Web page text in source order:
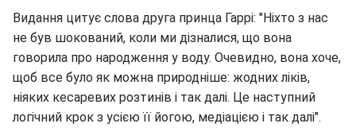
Видання цитує слова друга принца Гаррі: "Ніхто з нас
не був шокований, коли ми дізналися, що вона
говорила про народження у воду. Очевидно, вона хоче,
щоб все було як можна природніше: жодних ліків,
ніяких кесаревих розтинів і так далі. Це наступний
логічний крок з усією її йогою, медіацією і так далі".